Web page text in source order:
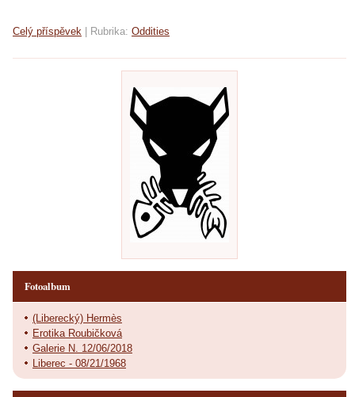
Celý příspěvek Rubrika: Oddities
Fotoalbum
(Liberecký) Hermès
Erotika Roubičková
Galerie N. 12/06/2018
Liberec - 08/21/1968